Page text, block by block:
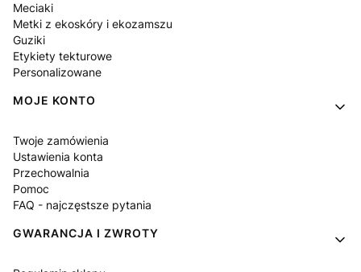
Meciaki
Metki z ekoskóry i ekozamszu
Guziki
Etykiety tekturowe
Personalizowane
MOJE KONTO
Twoje zamówienia
Ustawienia konta
Przechowalnia
Pomoc
FAQ - najczęstsze pytania
GWARANCJA I ZWROTY